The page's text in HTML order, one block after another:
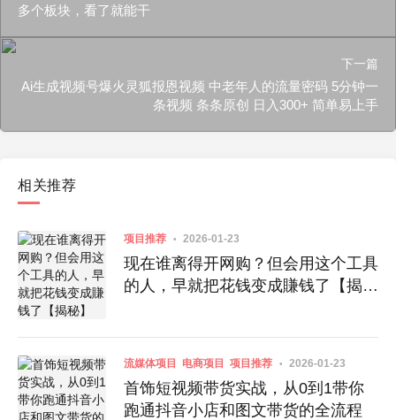
多个板块，看了就能干
下一篇
Ai生成视频号爆火灵狐报恩视频 中老年人的流量密码 5分钟一
条视频 条条原创 日入300+ 简单易上手
相关推荐
项目推荐 2026-01-23
现在谁离得开网购？但会用这个工具
的人，早就把花钱变成賺钱了【揭
流媒体项目 电商项目 项目推荐 2026-01-23
首饰短视频带货实战，从0到1带你
跑通抖音小店和图文带货的全流程